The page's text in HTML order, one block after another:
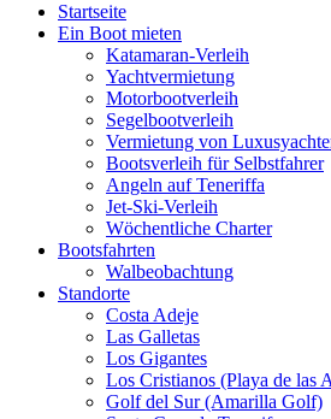
Startseite
Ein Boot mieten
Katamaran-Verleih
Yachtvermietung
Motorbootverleih
Segelbootverleih
Vermietung von
Bootsverleih für Selbstfahrer
Angeln auf Teneriffa
Jet-Ski-Verleih
Wöchentliche Charter
Bootsfahrten
Walbeobachtung
Standorte
Costa Adeje
Las Galletas
Los Gigantes
Los Cristianos (Playa de las
Golf del Sur (Amarilla Golf)